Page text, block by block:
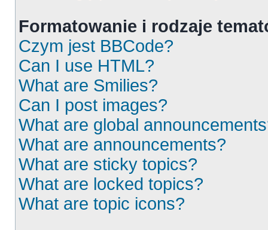
Formatowanie i rodzaje
Czym jest BBCode?
Can I use HTML?
What are Smilies?
Can I post images?
What are global
What are announcements?
What are sticky topics?
What are locked topics?
What are topic icons?